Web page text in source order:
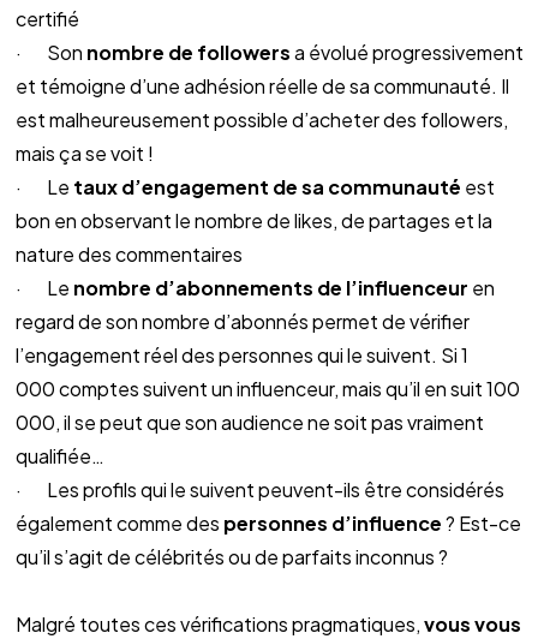
certifié
·       Son nombre de followers a évolué progressivement
et témoigne d’une adhésion réelle de sa communauté. Il
est malheureusement possible d’acheter des followers,
mais ça se voit !
·       Le taux d’engagement de sa communauté est
bon en observant le nombre de likes, de partages et la
nature des commentaires
·       Le nombre d’abonnements de l’influenceur en
regard de son nombre d’abonnés permet de vérifier
l’engagement réel des personnes qui le suivent. Si 1
000 comptes suivent un influenceur, mais qu’il en suit 100
000, il se peut que son audience ne soit pas vraiment
qualifiée…
·       Les profils qui le suivent peuvent-ils être considérés
également comme des personnes d’influence ? Est-ce
qu’il s’agit de célébrités ou de parfaits inconnus ?
Malgré toutes ces vérifications pragmatiques, vous vous